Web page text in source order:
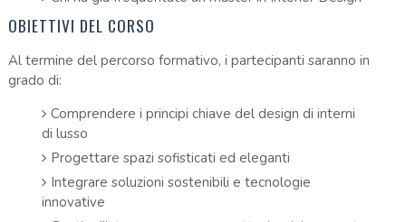
OBIETTIVI DEL CORSO
Al termine del percorso formativo, i partecipanti saranno in
grado di:
Comprendere i principi chiave del design di interni
di lusso
Progettare spazi sofisticati ed eleganti
Integrare soluzioni sostenibili e tecnologie
innovative